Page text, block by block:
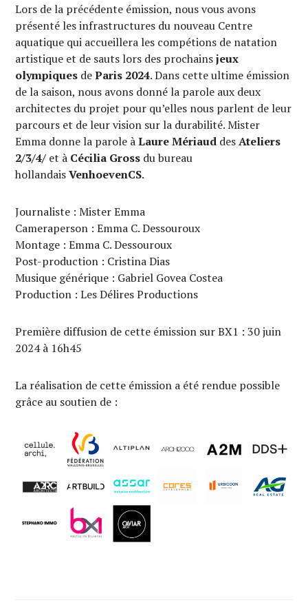
Lors de la précédente émission, nous vous avons
présenté les infrastructures du nouveau Centre
aquatique qui accueillera les compétions de natation
artistique et de sauts lors des prochainsjeux
olympiques deParis 2024. Dans cette ultime émission
de la saison, nous avons donné la parole aux deux
architectes du projet pour qu’elles nous parlent de leur
parcours et de leur vision sur la durabilité. Mister
Emma donne la parole àLaure Mériaud desAteliers
2/3/4/ et à Cécilia Gross du bureau
hollandaisVenhoevenCS.
Journaliste : Mister Emma
Cameraperson : Emma C. Dessouroux
Montage : Emma C. Dessouroux
Post-production : Cristina Dias
Musique générique : Gabriel Govea Costea
Production : Les Délires Productions
Première diffusion de cette émission sur BX1 : 30 juin
2024 à 16h45
La réalisation de cette émission a été rendue possible
grâce au soutien de :